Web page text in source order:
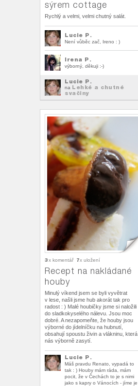
sýrem cottage
Rychlý a velmi, velmi chutný salát.
Lucie P.
Není vůběc zač, Ireno : )
Irena P.
výborný, děkuji :-)
Lucie P.
na Lehké a chutné
svačiny
3x komentář 7x uložení
Recept na nakládané
houby
Minulý víkend jsem se byli vyvětrat
v lese, našli jsme hub akorát tak pro
radost : ) Malé houbičky jsme si naložili
do sladkokyselého nálevu. Jsou moc
dobré. A nezapomeňte, že houby jsou
výborné do jídelníčku na hubnutí,
obsahují spoustu živin a vlákninu, která
nás výborně zasytí.
Lucie P.
Máš pravdu Renato, vypadá to
tak : ) Houby mám ráda, mám
pocit, že v Čechách to je s nimi
jako s kapry o Vánocích - jíme je